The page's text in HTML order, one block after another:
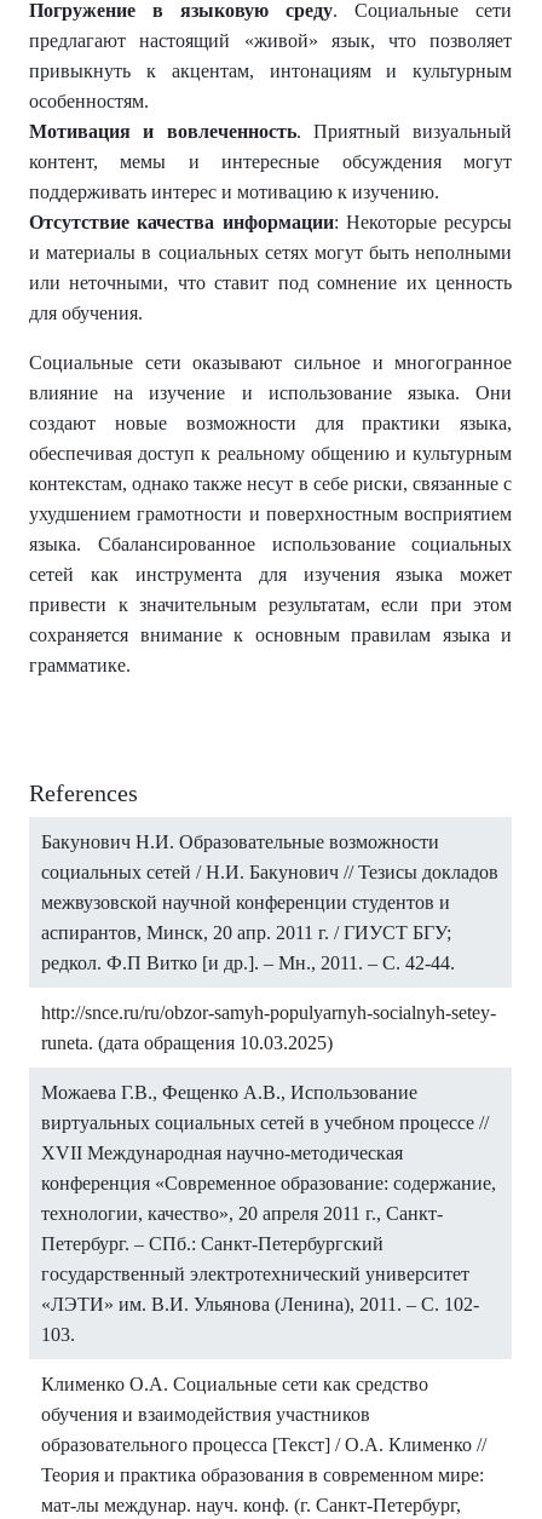
Погружение в языковую среду. Социальные сети
предлагают настоящий «живой» язык, что позволяет
привыкнуть к акцентам, интонациям и культурным
особенностям.
Мотивация и вовлеченность. Приятный визуальный
контент, мемы и интересные обсуждения могут
поддерживать интерес и мотивацию к изучению.
Отсутствие качества информации: Некоторые ресурсы
и материалы в социальных сетях могут быть неполными
или неточными, что ставит под сомнение их ценность
для обучения.
Социальные сети оказывают сильное и многогранное
влияние на изучение и использование языка. Они
создают новые возможности для практики языка,
обеспечивая доступ к реальному общению и культурным
контекстам, однако также несут в себе риски, связанные с
ухудшением грамотности и поверхностным восприятием
языка. Сбалансированное использование социальных
сетей как инструмента для изучения языка может
привести к значительным результатам, если при этом
сохраняется внимание к основным правилам языка и
грамматике.
References
Бакунович Н.И. Образовательные возможности
социальных сетей / Н.И. Бакунович // Тезисы докладов
межвузовской научной конференции студентов и
аспирантов, Минск, 20 апр. 2011 г. / ГИУСТ БГУ;
редкол. Ф.П Витко [и др.]. – Мн., 2011. – С. 42-44.
http://snce.ru/ru/obzor-samyh-populyarnyh-socialnyh-setey-
runeta. (дата обращения 10.03.2025)
Можаева Г.В., Фещенко А.В., Использование
виртуальных социальных сетей в учебном процессе //
XVII Международная научно-методическая
конференция «Современное образование: содержание,
технологии, качество», 20 апреля 2011 г., Санкт-
Петербург. – СПб.: Санкт-Петербургский
государственный электротехнический университет
«ЛЭТИ» им. В.И. Ульянова (Ленина), 2011. – С. 102-
103.
Клименко О.А. Социальные сети как средство
обучения и взаимодействия участников
образовательного процесса [Текст] / О.А. Клименко //
Теория и практика образования в современном мире:
мат-лы междунар. науч. конф. (г. Санкт-Петербург,